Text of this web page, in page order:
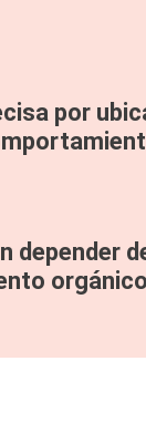
por
depender
orgánico